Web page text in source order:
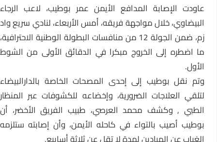
عاودت الإصابة المدافع الأيمن عمر بوطيب، لاعب الرجاء
البيضاوي، خلال مواجهة فريقه، أمس الأربعاء، لنادي سريع واد
زم، ضمن الجولة 12 من منافسات البطولة الوطنية الاحترافية،
ما اضطره إلى الخروج مبكرا في الدقائق الأولى من الشوط
الأول.
وتم نقل بوطيب إلى إحدى المصحات الخاصة بالدارالبيضاء
لتلقي العلاجات الضرورية، وإخضاعه للكشوفات عبر المنظار
الطبي , وكشف محمد العرصي، طبيب الفريق الأخضر، أن
بوطيب أصيب بالتواء في كاحله الأيمن، وأن إصابته ستلزمه